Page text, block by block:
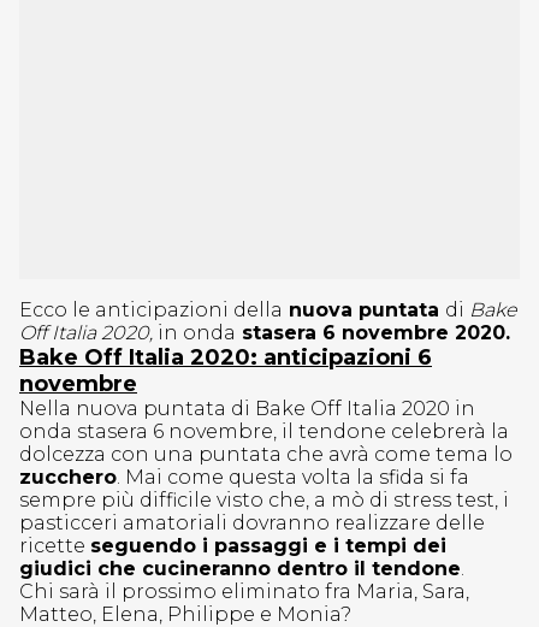
Ecco le anticipazioni della nuova puntata di Bake
Off Italia 2020, in onda stasera 6 novembre 2020.
Bake Off Italia 2020: anticipazioni 6
novembre
Nella nuova puntata di Bake Off Italia 2020 in
onda stasera 6 novembre, il tendone celebrerà la
dolcezza con una puntata che avrà come tema lo
zucchero. Mai come questa volta la sfida si fa
sempre più difficile visto che, a mò di stress test, i
pasticceri amatoriali dovranno realizzare delle
ricette seguendo i passaggi e i tempi dei
giudici che cucineranno dentro il tendone.
Chi sarà il prossimo eliminato fra Maria, Sara,
Matteo, Elena, Philippe e Monia?